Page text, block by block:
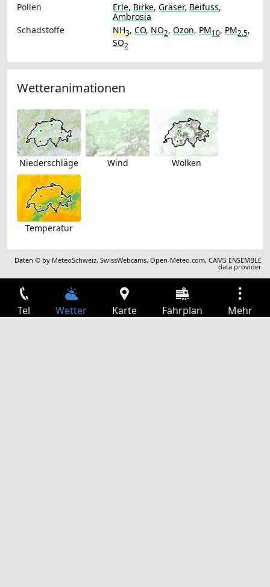
Pollen
Erle, Birke, Gräser, Beifuss,
Ambrosia
Schadstoffe
NH3, CO, NO2, Ozon, PM10, PM2.5,
SO2
Wetteranimationen
Niederschläge Wind Wolken
Temperatur
Daten © by MeteoSchweiz,SwissWebcams,Open-Meteo.com,CAMS ENSEMBLE
data provider
Tel Wetter Karte Fahrplan Mehr